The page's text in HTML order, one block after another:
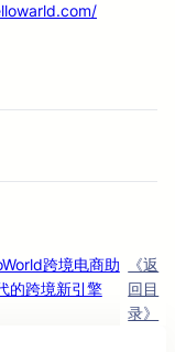
跨境电商助
的跨境新引擎
《返
回目
录》